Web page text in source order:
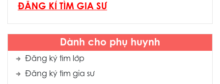
Dành cho phụ huynh
Đăng ký tìm lớp
Đăng ký tìm gia sư
ĐĂNG KÍ TÌM GIA SƯ